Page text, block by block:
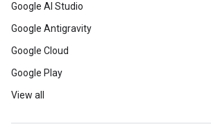
Google AI Studio
Google Antigravity
Google Cloud
Google Play
View all